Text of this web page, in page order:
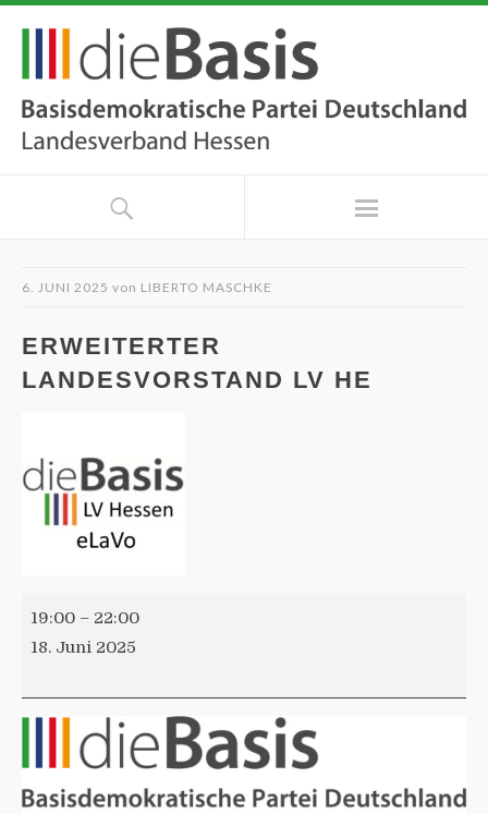
6. JUNI 2025 von LIBERTO MASCHKE
ERWEITERTER
LANDESVORSTAND LV HE
19:00 – 22:00
18. Juni 2025